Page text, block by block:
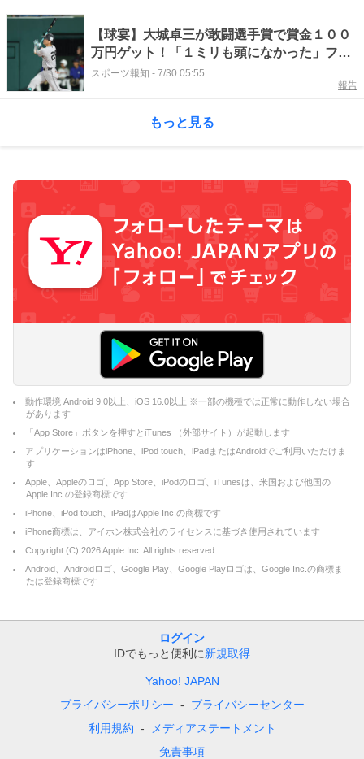
【球宴】大城卓三が敢闘選手賞で賞金１００
万円ゲット！「１ミリも頭になかった」フェ
ンス直撃２点打
スポーツ報知 - 7/30 05:55
報告
もっと見る
動作環境 Android 9.0以上、iOS 16.0以上 ※一部の機種では正常に動作しない場合
があります
「App Store」ボタンを押すとiTunes （外部サイト）が起動します
アプリケーションはiPhone、iPod touch、iPadまたはAndroidでご利用いただけま
す
Apple、Appleのロゴ、App Store、iPodのロゴ、iTunesは、米国および他国の
Apple Inc.の登録商標です
iPhone、iPod touch、iPadはApple Inc.の商標です
iPhone商標は、アイホン株式会社のライセンスに基づき使用されています
Copyright (C) 2026Apple Inc. All rights reserved.
Android、Androidロゴ、Google Play、Google Playロゴは、Google Inc.の商標ま
たは登録商標です
ログイン
IDでもっと便利に新規取得
Yahoo! JAPAN
プライバシーポリシー
プライバシーセンター
利用規約
メディアステートメント
免責事項